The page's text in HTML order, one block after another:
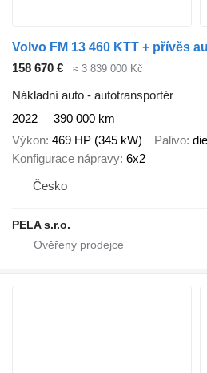
Volvo FM 13 460 KTT + přívěs
158 670 €
≈ 3 839 000 Kč
Nákladní auto - autotransportér
2022
390 000 km
Výkon 469 HP (345 kW) Palivo
Konfigurace nápravy 6x2
Česko
PELA s.r.o.